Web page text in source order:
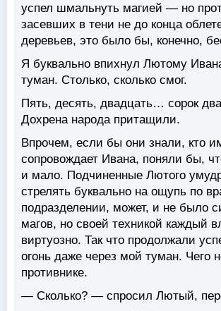
успел шмальнуть магией — но
засевших в тени не до конца
деревьев, это было бы, конечно,
Я буквально впихнул Лютому
туман. Столько, сколько смог.
Пять, десять, двадцать… сорок
Дохрена народа притащили.
Впрочем, если бы они знали, кто
сопровождает Ивана, поняли бы,
и мало. Подчиненные Лютого
стрелять буквально на ощупь по
подразделении, может, и не было
магов, но своей техникой каждый
виртуозно. Так что продолжали
огонь даже через мой туман. Чего
противнике.
— Сколько? — спросил Лютый,